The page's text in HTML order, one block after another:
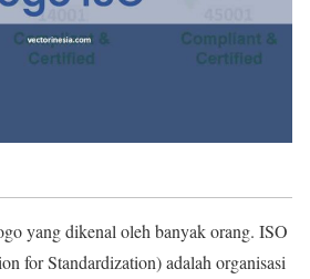
yang dikenal oleh banyak orang. ISO
for Standardization) adalah organisasi